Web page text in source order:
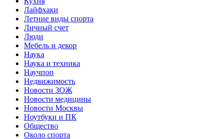
Лайфхаки
Летние виды спорта
Личный счет
Люди
Мебель и декор
Наука
Наука и техника
Научпоп
Недвижимость
Новости ЗОЖ
Новости медицины
Новости Москвы
Ноутбуки и ПК
Общество
Около спорта